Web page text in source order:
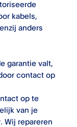
kabels,
anders
garantie valt,
contact op
op te
van je
Wij repareren